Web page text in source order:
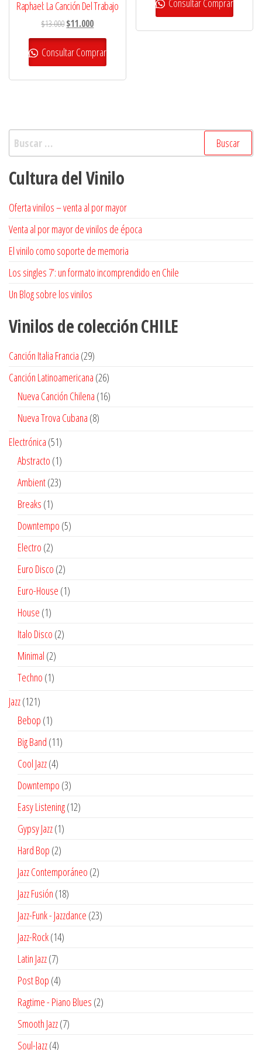
Raphael: La Canción Del Trabajo
$13.000El
precio
original
era:
$13.000.
$11.000El
precio
actual
es:
$11.000.
Consultar Comprar
era:
$12.000.
es:
$9.000.
Consultar Comprar
Buscar:
Cultura del Vinilo
Oferta vinilos – venta al por mayor
Venta al por mayor de vinilos de época
El vinilo como soporte de memoria
Los singles 7’: un formato incomprendido en Chile
Un Blog sobre los vinilos
Vinilos de colecciónCHILE
Canción Italia Francia 2929
productos
Canción Latinoamericana 2626
productos
Nueva Canción Chilena 1616
Nueva Trova Cubana 88
Electrónica 5151
productos
Abstracto 11
producto
Ambient 2323
Breaks 11
producto
Downtempo 55
Electro 22
productos
Euro Disco 22
productos
Euro-House 11
House 11
producto
Italo Disco 22
Minimal 22
productos
Techno 11
Jazz 121121
productos
Bebop 11
producto
Big Band 1111
Cool Jazz 44
productos
Downtempo 33
productos
Easy Listening 1212
Gypsy Jazz 11
Hard Bop 22
productos
Jazz Contemporáneo 22
Jazz Fusión 1818
productos
Jazz-Funk - Jazzdance 2323
Jazz-Rock 1414
Latin Jazz 77
productos
Post Bop 44
productos
Ragtime - Piano Blues 22
Smooth Jazz 77
Soul-Jazz 44